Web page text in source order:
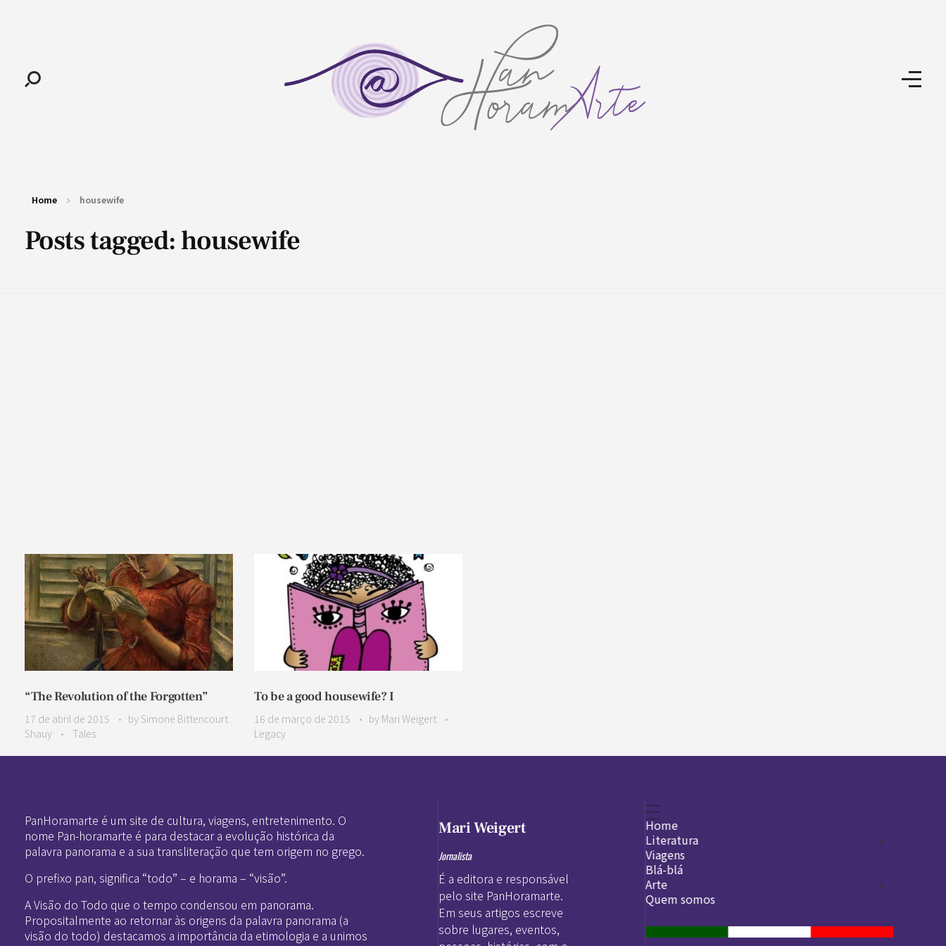
Home housewife
Posts tagged: housewife
“The Revolution of the Forgotten”
17 de abril de 2015 by Simone Bittencourt
Shauy
Tales
To be a good housewife? I
16 de março de 2015 by Mari Weigert
Legacy
PanHoramarte é um site de cultura, viagens, entretenimento. O
nome Pan-horamarte é para destacar a evolução histórica da
palavra panorama e a sua transliteração que tem origem no grego.
O prefixo pan, significa “todo” – e horama – “visão”.
A Visão do Todo que o tempo condensou em panorama.
Propositalmente ao retornar às origens da palavra panorama (a
visão do todo) destacamos a importância da etimologia e a unimos
Mari Weigert
Jornalista
É a editora e responsável
pelo site PanHoramarte.
Em seus artigos escreve
sobre lugares, eventos,
Home
Literatura
Legado
Viagens
Blá-blá
Arte
O que é arte
DesignSocial
Quem somos